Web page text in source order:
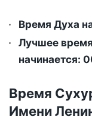
Время Духа
Лучшее
начинается:
Время
Имени